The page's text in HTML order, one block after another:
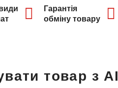
Гарантія
обміну товару
товар з AI